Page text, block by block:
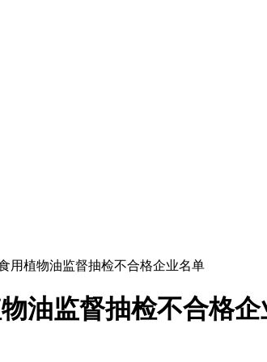
用植物油监督抽检不合格企业名单
油监督抽检不合格